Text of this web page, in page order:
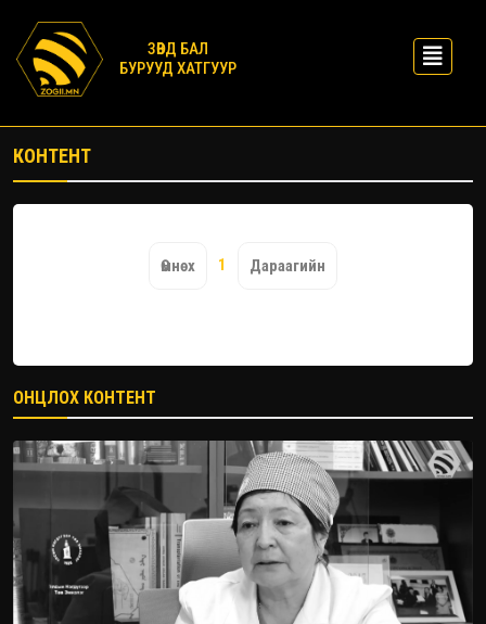
ЗӨВД БАЛ
БУРУУД ХАТГУУР
КОНТЕНТ
Өмнөх 1 Дараагийн
ОНЦЛОХ КОНТЕНТ